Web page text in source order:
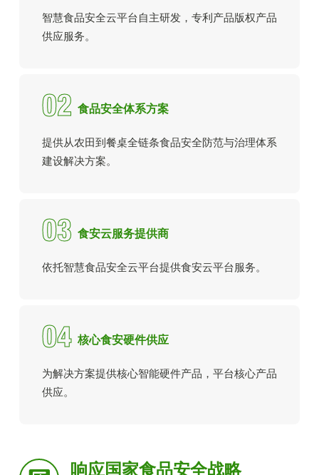
智慧食品安全云平台自主研发，专利产品版权产品
供应服务。
02 食品安全体系方案
提供从农田到餐桌全链条食品安全防范与治理体系
建设解决方案。
03 食安云服务提供商
依托智慧食品安全云平台提供食安云平台服务。
04 核心食安硬件供应
为解决方案提供核心智能硬件产品，平台核心产品
供应。
响应国家食品安全战略